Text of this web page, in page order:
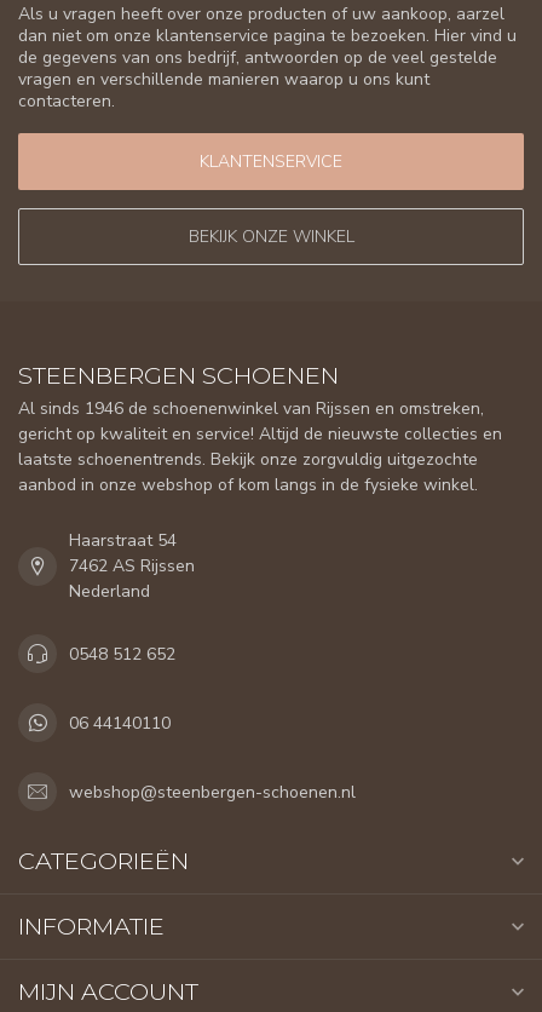
Als u vragen heeft over onze producten of uw aankoop, aarzel
dan niet om onze klantenservice pagina te bezoeken. Hier vind u
de gegevens van ons bedrijf, antwoorden op de veel gestelde
vragen en verschillende manieren waarop u ons kunt
contacteren.
KLANTENSERVICE
BEKIJK ONZE WINKEL
STEENBERGEN SCHOENEN
Al sinds 1946 de schoenenwinkel van Rijssen en omstreken,
gericht op kwaliteit en service! Altijd de nieuwste collecties en
laatste schoenentrends. Bekijk onze zorgvuldig uitgezochte
aanbod in onze webshop of kom langs in de fysieke winkel.
Haarstraat 54
7462 AS Rijssen
Nederland
0548 512 652
06 44140110
webshop@steenbergen-schoenen.nl
CATEGORIEËN
INFORMATIE
MIJN ACCOUNT